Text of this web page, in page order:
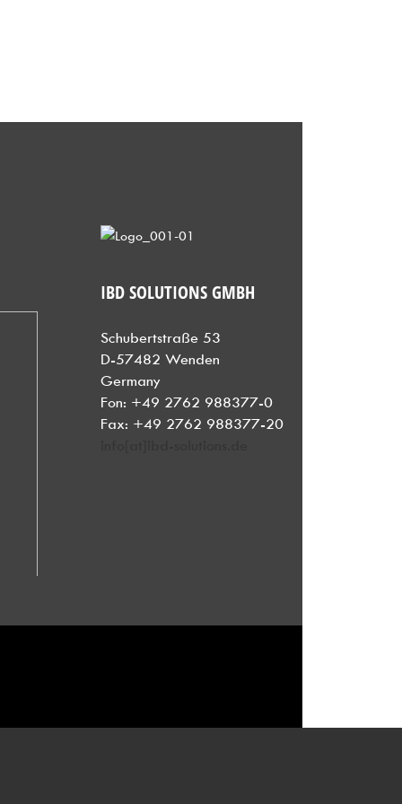
IBD SOLUTIONSGMBH
Schubertstraße 53
D-57482 Wenden
Germany
Fon: +49 2762 988377-0
Fax: +49 2762 988377-20